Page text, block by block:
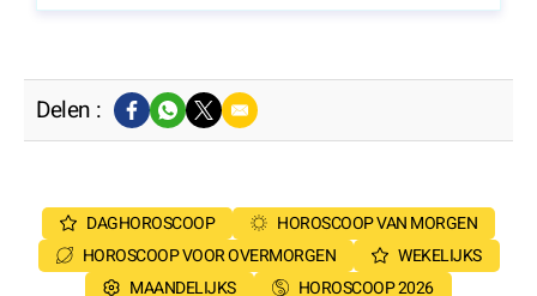
Delen :
DAGHOROSCOOP
HOROSCOOP VAN MORGEN
HOROSCOOP VOOR OVERMORGEN
WEKELIJKS
MAANDELIJKS
HOROSCOOP 2026